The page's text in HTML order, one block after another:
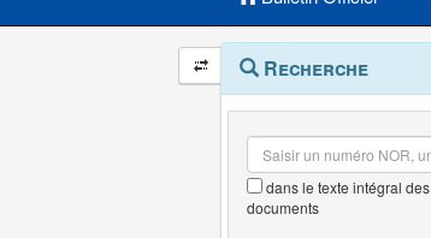
Navigation
et
outils
annexes
Menu
contextuel
Recherche
dans le texte intégral des
documents